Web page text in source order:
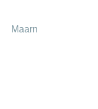
Maarn